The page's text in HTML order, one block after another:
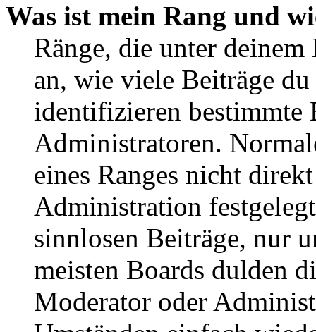
Was ist mein Rang und
Ränge, die unter deinem
an, wie viele Beiträge
identifizieren bestimmte
Administratoren.
eines Ranges nicht
Administration
sinnlosen Beiträge, nur
meisten Boards dulden
Moderator oder